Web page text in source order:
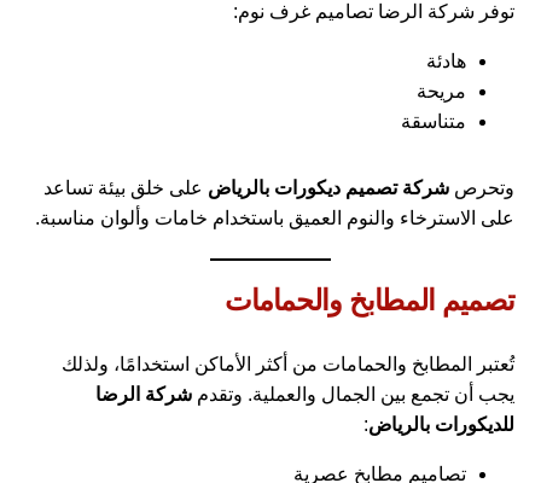
توفر شركة الرضا تصاميم غرف نوم:
هادئة
مريحة
متناسقة
وتحرصشركة تصميم ديكورات بالرياض على خلق بيئة تساعد
على الاسترخاء والنوم العميق باستخدام خامات وألوان مناسبة.
تصميم المطابخ والحمامات
تُعتبر المطابخ والحمامات من أكثر الأماكن استخدامًا، ولذلك
يجب أن تجمع بين الجمال والعملية. وتقدمشركة الرضا
للديكورات بالرياض:
تصاميم مطابخ عصرية